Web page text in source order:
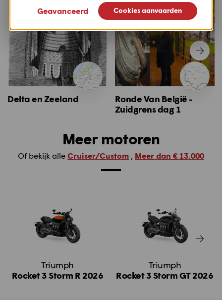
Delta en Zeeland
Ronde Van België -
Zuidgrens dag 1
Meer motoren
Of bekijk alle Cruiser/Custom , Meer dan € 13.000
Triumph
Rocket 3 Storm R 2026
Triumph
Rocket 3 Storm GT 2026
Geavanceerd Cookies aanvaarden